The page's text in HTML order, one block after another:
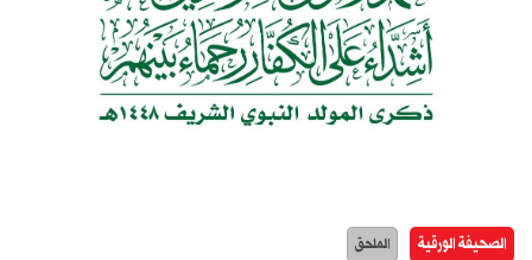
الصحيفة الورقية الملحق